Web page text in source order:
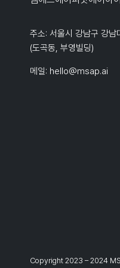
주소: 서울시 강남구 강
(도곡동, 부영빌딩)
메일: hello@msap.ai
Copyright 2023 – 2024